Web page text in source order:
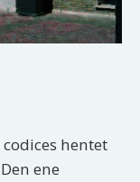
hentet
ene